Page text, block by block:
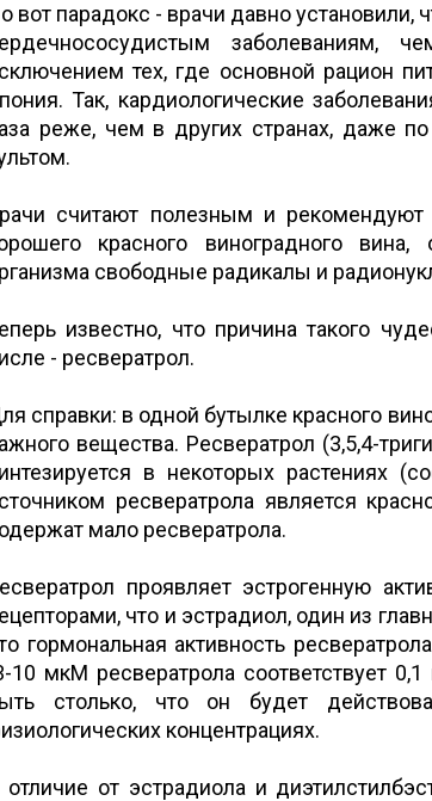
вот парадокс - врачи давно
заболеваниям,
тех, где основной рацион
Так, кардиологические
реже, чем в других странах, даже
считают полезным и
красного виноградного
свободные радикалы и
известно, что причина такого
- ресвератрол.
справки: в одной бутылке красного
вещества. Ресвератрол (3,5,4-
в некоторых растениях
ресвератрола является
мало ресвератрола.
проявляет эстрогенную
что и эстрадиол, один из
гормональная активность
10 мкМ ресвератрола соответствует
столько, что он будет
концентрациях.
отличие от эстрадиола и